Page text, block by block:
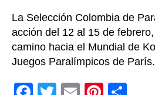
La Selección Colombia de
acción del 12 al 15 de
camino hacia el Mundial de
Juegos Paralímpicos de París.